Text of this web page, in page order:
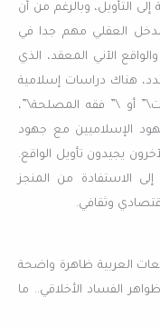
التأويل، وبالرغم من أن
العقلي مهم جدا في
الآني المعقد، الذي
هناك دراسات إسلامية
أو \” فقه المصلحة\”،
الإسلاميين مع جهود
يجيدون تأويل الواقع.
الاستفادة من المنجز
وثقافي.
العربية ظاهرة واضحة
الفساد الأخلاقي.. ما